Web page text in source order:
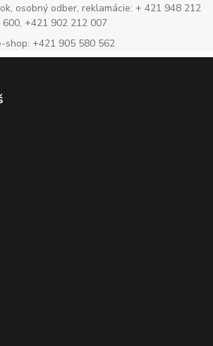
osobný odber, reklamácie: + 421 948 212
600, +421 902 212 007
shop: +421 905 580 562